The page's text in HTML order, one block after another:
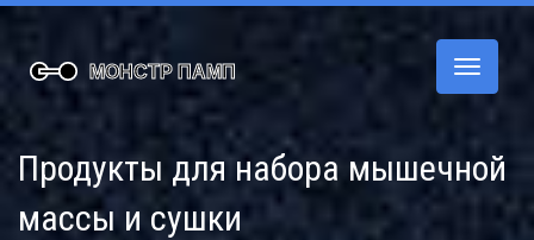
Продукты для набора мышечной
массы и сушки